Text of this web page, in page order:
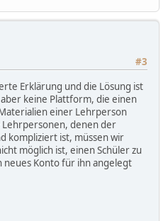
#3
Erklärung und die Lösung ist
keine Plattform, die einen
einer Lehrperson
Lehrpersonen, denen der
kompliziert ist, müssen wir
möglich ist, einen Schüler zu
neues Konto für ihn angelegt